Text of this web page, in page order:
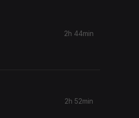
2h 44min
2h 52min